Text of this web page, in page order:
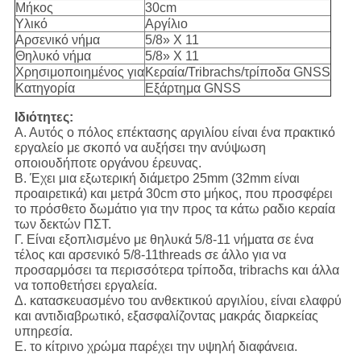
Μήκος
30cm
Υλικό
Αργίλιο
Αρσενικό νήμα
5/8» Χ 11
Θηλυκό νήμα
5/8» Χ 11
Χρησιμοποιημένος γιαΚεραία/Tribrachs/τρίποδα GNSS
Κατηγορία
Εξάρτημα GNSS
Ιδιότητες:
Α. Αυτός ο πόλος επέκτασης αργιλίου είναι ένα πρακτικό
εργαλείο με σκοπό να αυξήσει την ανύψωση
οποιουδήποτε οργάνου έρευνας.
Β. Έχει μια εξωτερική διάμετρο 25mm (32mm είναι
προαιρετικά) και μετρά 30cm στο μήκος, που προσφέρει
το πρόσθετο δωμάτιο για την προς τα κάτω ραδιο κεραία
των δεκτών ΠΣΤ.
Γ. Είναι εξοπλισμένο με θηλυκά 5/8-11 νήματα σε ένα
τέλος και αρσενικό 5/8-11threads σε άλλο για να
προσαρμόσει τα περισσότερα τρίποδα, tribrachs και άλλα
να τοποθετήσει εργαλεία.
Δ. κατασκευασμένο του ανθεκτικού αργιλίου, είναι ελαφρύ
και αντιδιαβρωτικό, εξασφαλίζοντας μακράς διαρκείας
υπηρεσία.
Ε. το κίτρινο χρώμα παρέχει την υψηλή διαφάνεια.